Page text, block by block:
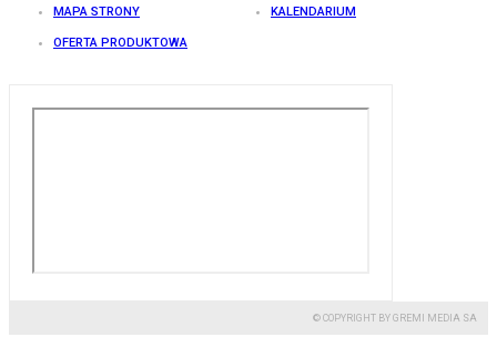
MAPA STRONY KALENDARIUM
OFERTA PRODUKTOWA
© COPYRIGHT BY GREMI MEDIA SA